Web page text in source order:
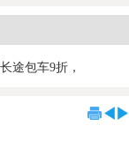
途包车9折，